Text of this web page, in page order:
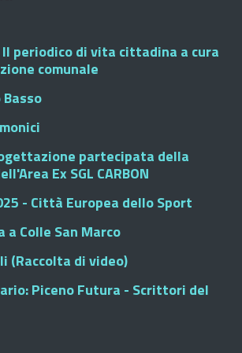
periodico di vita cittadina a cura
comunale
partecipata della
Ex SGL CARBON
- Città Europea dello Sport
a Colle San Marco
(Raccolta di video)
Piceno Futura - Scrittori del